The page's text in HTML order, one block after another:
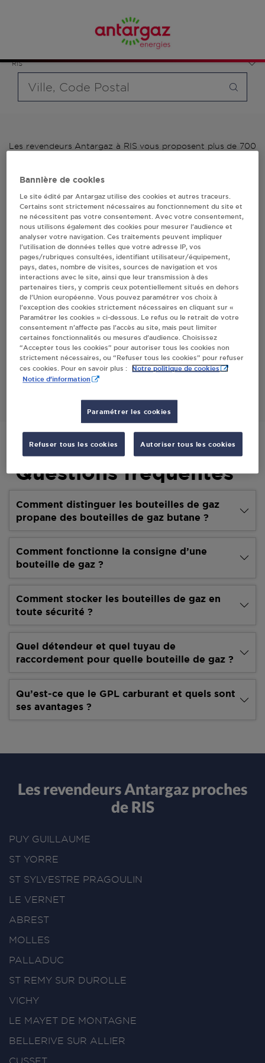
RIS
bouteille souhaité et le type de point de vente (revendeur /
distributeur automatique de bouteilles de gaz ou station GPL
carburant)
Les revendeurs Antargaz à RIS vous proposent plus de 700
Antargaz à RIS, l'adresse, le numéro de téléphone de votre
stations GPL ou distributeurs de bouteilles de gaz.
1 revendeur(s) Antargaz
à RIS
Villes
VIVAL RIS
2 PLACE DE LA LIBERTE
63290RIS
S'Y RENDRE
Questions fréquentes
Comment distinguer les bouteilles de gaz
propane des bouteilles de gaz butane ?
Comment fonctionne la consigne d’une
bouteille de gaz ?
Comment stocker les bouteilles de gaz en
toute sécurité ?
Quel détendeur et quel tuyau de
raccordement pour quelle bouteille de gaz ?
Qu’est-ce que le GPL carburant et quels sont
ses avantages ?
Les revendeurs Antargaz proches
de RIS
PUY GUILLAUME
ST YORRE
ST SYLVESTRE PRAGOULIN
LE VERNET
ABREST
MOLLES
PALLADUC
ST REMY SUR DUROLLE
VICHY
LE MAYET DE MONTAGNE
BELLERIVE SUR ALLIER
CUSSET
Bannière de cookies
Le site édité par Antargaz utilise des cookies et autres traceurs.
Certains sont strictement nécessaires au fonctionnement du site et
ne nécessitent pas votre consentement. Avec votre consentement,
nous utilisons également des cookies pour mesurer l’audience et
analyser votre navigation. Ces traitements peuvent impliquer
l’utilisation de données telles que votre adresse IP, vos
pages/rubriques consultées, identifiant utilisateur/équipement,
pays, dates, nombre de visites, sources de navigation et vos
interactions avec le site, ainsi que leur transmission à des
partenaires tiers, y compris ceux potentiellement situés en dehors
de l’Union européenne. Vous pouvez paramétrer vos choix à
l’exception des cookies strictement nécessaires en cliquant sur «
Paramétrer les cookies » ci-dessous. Le refus ou le retrait de votre
consentement n’affecte pas l’accès au site, mais peut limiter
certaines fonctionnalités ou mesures d’audience. Choisissez
“Accepter tous les cookies” pour autoriser tous les cookies non
strictement nécessaires, ou “Refuser tous les cookies” pour refuser
ces cookies. Pour en savoir plus :
Notre politique de cookies
Notice d'information
Paramétrer les cookies
Refuser tous les cookies Autoriser tous les cookies